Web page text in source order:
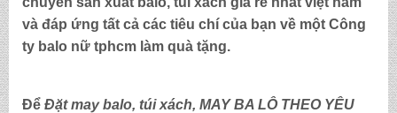
và đáp ứng tất cả các tiêu chí của bạn về một Công
ty balo nữ tphcm làm quà tặng.
Để Đặt may balo, túi xách, MAY BA LÔ THEO YÊU